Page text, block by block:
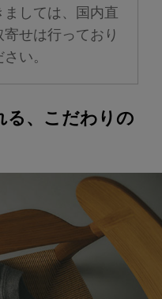
ましては、国内直
せは行っており
い。
る、こだわりの